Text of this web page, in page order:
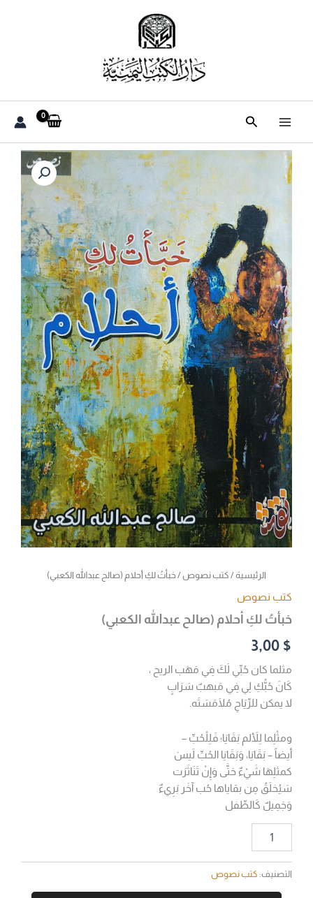
البحث
الرئيسية/ كتب نصوص / خبأتُ لكِ أحلام (صالح عبدالله الكعبي)
كتب نصوص
خبأتُ لكِ أحلام (صالح عبدالله الكعبي)
3,00 $
مثلما كان حُبِّي لَكَ فِي مَهَب الريح ،
كَانَ حُبُّكِ لِي فِي مَبهبٌ سَرَابٍ
لا يمكن للرِّيَاحِ مُلَامَسَتَه.
ومثْلِما لِلأَلم بَقَايَا؛ فَلِلْحُبِّ –
أيضاً – بَقَايَا، وَبَقَايَا الحُبِّ لَيسَ
كمثلِهَا شَيْءٌ حَتَّى وَإِنْ تَنَاثَرَت
سَيُخلَقُ مِن بقاياها حُب آخَر بَرِيءٌ
وَجَمِيلٌ كَالطِّفل
كمية
خبأتُ
لكِ
(صالح
عبدالله
الكعبي)
التصنيف: كتب نصوص